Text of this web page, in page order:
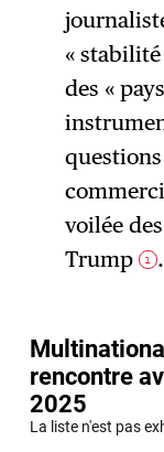
«
des «
voilée
Trump
1 .